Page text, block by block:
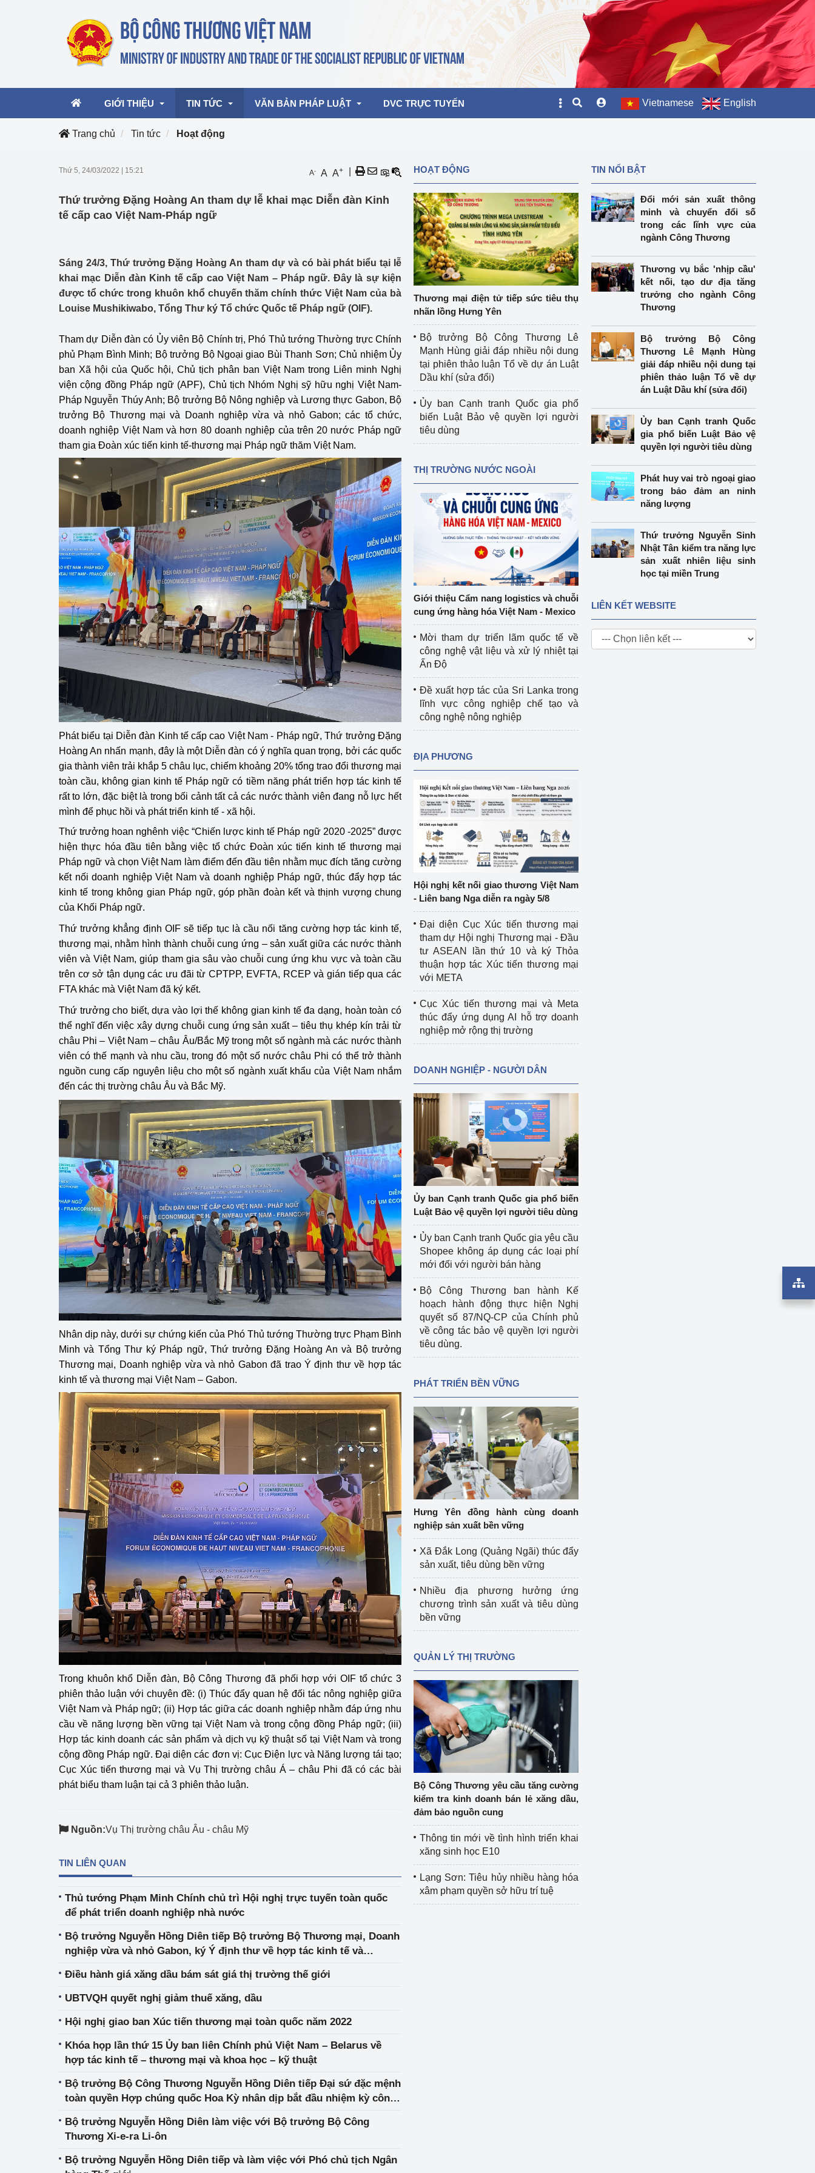
GIỚI THIỆU
Cơ cấu tổ chức
TIN TỨC
Hoạt động của Lãnh đạo Bộ
mại, Dịch vụ Việt Nam 2026
Công Thương - Công luận
Họp báo
Thông cáo báo chí
Chuyển đổi số
Bản tin Thị trường Nông Lâm Thủy sản
Phát triển nguồn nhân lực
Phát triển bền vững
Tổ chức kiểm định
Tổ chức kiểm định kỹ thuật an toàn lao
động thuộc thẩm quyền quản lý của
Bộ Công Thương
Tổ chức được cấp GCN đăng ký, hoạt
động kiểm định thiết bị, dụng cụ điện
làm việc ở môi trường không có nguy
hiểm khí, bụi nổ
Cơ sở sản xuất, sửa chữa chai chứa
LPG
Tổ chức huấn luyện, bồi dưỡng
nghiệp vụ kiểm định kỹ thuật an toàn
lao động
Văn hóa ngành Công Thương
Tái cơ cấu ngành Công Thương
Quản lý thị trường
Sử dụng năng lượng tiết kiệm và
hiệu quả
Hiệu quả năng lượng
Khoa học, công nghệ và đổi mới sáng
tạo
Thông báo
Bảo vệ môi trường Video bảo vệ môi trường
Album ảnh bảo vệ môi trường
Văn bản về môi trường
Đọc báo giúp bạn
Bảo vệ nền tảng tư tưởng của Đảng
Doanh nghiệp - Người dân
Xúc tiến thương mại Khu vực miền Bắc
Khu vực miền Trung
Khu vực miền Nam
Thị trường nước ngoàiHiệp định EVFTA
Thị trường châu Á – châu Phi
Thị trường châu Âu – châu Mỹ
Thị trường trong nước
Ngành Công Thương đưa nghị quyết
Đại hội XIV của Đảng vào cuộc sống
Phát triển công nghiệp Công nghiệp nền tảng
Chính sách
Sản xuất công nghiệp
Phát triển năng lượng
VĂN BẢN PHÁP LUẬT DVC TRỰC TUYẾN Vietnamese English
Trang chủ Tin tức Hoạt động
Thứ 5, 24/03/2022 15:21 A- A A+
Thứ trưởng Đặng Hoàng An tham dự lễ khai mạc Diễn đàn Kinh
tế cấp cao Việt Nam-Pháp ngữ
Sáng 24/3, Thứ trưởng Đặng Hoàng An tham dự và có bài phát biểu tại lễ
khai mạc Diễn đàn Kinh tế cấp cao Việt Nam – Pháp ngữ. Đây là sự kiện
được tổ chức trong khuôn khổ chuyến thăm chính thức Việt Nam của bà
Louise Mushikiwabo, Tổng Thư ký Tổ chức Quốc tế Pháp ngữ (OIF).
Tham dự Diễn đàn có Ủy viên Bộ Chính trị, Phó Thủ tướng Thường trực Chính
phủ Phạm Bình Minh; Bộ trưởng Bộ Ngoại giao Bùi Thanh Sơn; Chủ nhiệm Ủy
ban Xã hội của Quốc hội, Chủ tịch phân ban Việt Nam trong Liên minh Nghị
viện cộng đồng Pháp ngữ (APF), Chủ tịch Nhóm Nghị sỹ hữu nghị Việt Nam-
Pháp Nguyễn Thúy Anh; Bộ trưởng Bộ Nông nghiệp và Lương thực Gabon, Bộ
trưởng Bộ Thương mại và Doanh nghiệp vừa và nhỏ Gabon; các tổ chức,
doanh nghiệp Việt Nam và hơn 80 doanh nghiệp của trên 20 nước Pháp ngữ
tham gia Đoàn xúc tiến kinh tế-thương mại Pháp ngữ thăm Việt Nam.
Phát biểu tại Diễn đàn Kinh tế cấp cao Việt Nam - Pháp ngữ, Thứ trưởng Đặng
Hoàng An nhấn mạnh, đây là một Diễn đàn có ý nghĩa quan trọng, bởi các quốc
gia thành viên trải khắp 5 châu lục, chiếm khoảng 20% tổng trao đổi thương mại
toàn cầu, không gian kinh tế Pháp ngữ có tiềm năng phát triển hợp tác kinh tế
rất to lớn, đặc biệt là trong bối cảnh tất cả các nước thành viên đang nỗ lực hết
mình để phục hồi và phát triển kinh tế - xã hội.
Thứ trưởng hoan nghênh việc “Chiến lược kinh tế Pháp ngữ 2020 -2025” được
hiện thực hóa đầu tiên bằng việc tổ chức Đoàn xúc tiến kinh tế thương mại
Pháp ngữ và chọn Việt Nam làm điểm đến đầu tiên nhằm mục đích tăng cường
kết nối doanh nghiệp Việt Nam và doanh nghiệp Pháp ngữ, thúc đẩy hợp tác
kinh tế trong không gian Pháp ngữ, góp phần đoàn kết và thịnh vượng chung
của Khối Pháp ngữ.
Thứ trưởng khẳng định OIF sẽ tiếp tục là cầu nối tăng cường hợp tác kinh tế,
thương mại, nhằm hình thành chuỗi cung ứng – sản xuất giữa các nước thành
viên và Việt Nam, giúp tham gia sâu vào chuỗi cung ứng khu vực và toàn cầu
trên cơ sở tận dụng các ưu đãi từ CPTPP, EVFTA, RCEP và gián tiếp qua các
FTA khác mà Việt Nam đã ký kết.
Thứ trưởng cho biết, dựa vào lợi thế không gian kinh tế đa dạng, hoàn toàn có
thể nghĩ đến việc xây dựng chuỗi cung ứng sản xuất – tiêu thụ khép kín trải từ
châu Phi – Việt Nam – châu Âu/Bắc Mỹ trong một số ngành mà các nước thành
viên có thế mạnh và nhu cầu, trong đó một số nước châu Phi có thể trở thành
nguồn cung cấp nguyên liệu cho một số ngành xuất khẩu của Việt Nam nhắm
đến các thị trường châu Âu và Bắc Mỹ.
Nhân dịp này, dưới sự chứng kiến của Phó Thủ tướng Thường trực Phạm Bình
Minh và Tổng Thư ký Pháp ngữ, Thứ trưởng Đặng Hoàng An và Bộ trưởng
Thương mại, Doanh nghiệp vừa và nhỏ Gabon đã trao Ý định thư về hợp tác
kinh tế và thương mại Việt Nam – Gabon.
Trong khuôn khổ Diễn đàn, Bộ Công Thương đã phối hợp với OIF tổ chức 3
phiên thảo luận với chuyên đề: (i) Thúc đẩy quan hệ đối tác nông nghiệp giữa
Việt Nam và Pháp ngữ; (ii) Hợp tác giữa các doanh nghiệp nhằm đáp ứng nhu
cầu về năng lượng bền vững tại Việt Nam và trong cộng đồng Pháp ngữ; (iii)
Hợp tác kinh doanh các sản phẩm và dịch vụ kỹ thuật số tại Việt Nam và trong
cộng đồng Pháp ngữ. Đại diện các đơn vị: Cục Điện lực và Năng lượng tái tạo;
Cục Xúc tiến thương mại và Vụ Thị trường châu Á – châu Phi đã có các bài
phát biểu tham luận tại cả 3 phiên thảo luận.
Nguồn:Vụ Thị trường châu Âu - châu Mỹ
TIN LIÊN QUAN
Thủ tướng Phạm Minh Chính chủ trì Hội nghị trực tuyến toàn quốc
để phát triển doanh nghiệp nhà nước
Bộ trưởng Nguyễn Hồng Diên tiếp Bộ trưởng Bộ Thương mại, Doanh
nghiệp vừa và nhỏ Gabon, ký Ý định thư về hợp tác kinh tế và
Điều hành giá xăng dầu bám sát giá thị trường thế giới
UBTVQH quyết nghị giảm thuế xăng, dầu
Hội nghị giao ban Xúc tiến thương mại toàn quốc năm 2022
Khóa họp lần thứ 15 Ủy ban liên Chính phủ Việt Nam – Belarus về
hợp tác kinh tế – thương mại và khoa học – kỹ thuật
Bộ trưởng Bộ Công Thương Nguyễn Hồng Diên tiếp Đại sứ đặc mệnh
toàn quyền Hợp chúng quốc Hoa Kỳ nhân dịp bắt đầu nhiệm kỳ công
Bộ trưởng Nguyễn Hồng Diên làm việc với Bộ trưởng Bộ Công
Thương Xi-e-ra Li-ôn
Bộ trưởng Nguyễn Hồng Diên tiếp và làm việc với Phó chủ tịch Ngân
HOẠT ĐỘNG
Thương mại điện tử tiếp sức tiêu thụ
nhãn lồng Hưng Yên
Bộ trưởng Bộ Công Thương Lê
Mạnh Hùng giải đáp nhiều nội dung
tại phiên thảo luận Tổ về dự án Luật
Dầu khí (sửa đổi)
Ủy ban Cạnh tranh Quốc gia phổ
biến Luật Bảo vệ quyền lợi người
tiêu dùng
THỊ TRƯỜNG NƯỚC NGOÀI
Giới thiệu Cẩm nang logistics và chuỗi
cung ứng hàng hóa Việt Nam - Mexico
Mời tham dự triển lãm quốc tế về
công nghệ vật liệu và xử lý nhiệt tại
Ấn Độ
Đề xuất hợp tác của Sri Lanka trong
lĩnh vực công nghiệp chế tạo và
công nghệ nông nghiệp
ĐỊA PHƯƠNG
Hội nghị kết nối giao thương Việt Nam
- Liên bang Nga diễn ra ngày 5/8
Đại diện Cục Xúc tiến thương mại
tham dự Hội nghị Thương mại - Đầu
tư ASEAN lần thứ 10 và ký Thỏa
thuận hợp tác Xúc tiến thương mại
với META
Cục Xúc tiến thương mại và Meta
thúc đẩy ứng dụng AI hỗ trợ doanh
nghiệp mở rộng thị trường
DOANH NGHIỆP - NGƯỜI DÂN
Ủy ban Cạnh tranh Quốc gia phổ biến
Luật Bảo vệ quyền lợi người tiêu dùng
Ủy ban Cạnh tranh Quốc gia yêu cầu
Shopee không áp dụng các loại phí
mới đối với người bán hàng
Bộ Công Thương ban hành Kế
hoạch hành động thực hiện Nghị
quyết số 87/NQ-CP của Chính phủ
về công tác bảo vệ quyền lợi người
tiêu dùng.
PHÁT TRIỂN BỀN VỮNG
Hưng Yên đồng hành cùng doanh
nghiệp sản xuất bền vững
Xã Đắk Long (Quảng Ngãi) thúc đẩy
sản xuất, tiêu dùng bền vững
Nhiều địa phương hưởng ứng
chương trình sản xuất và tiêu dùng
bền vững
QUẢN LÝ THỊ TRƯỜNG
Bộ Công Thương yêu cầu tăng cường
kiểm tra kinh doanh bán lẻ xăng dầu,
đảm bảo nguồn cung
Thông tin mới về tình hình triển khai
xăng sinh học E10
Lạng Sơn: Tiêu hủy nhiều hàng hóa
xâm phạm quyền sở hữu trí tuệ
TIN NỔI BẬT
Đổi mới sản xuất thông
minh và chuyển đổi số
trong các lĩnh vực của
ngành Công Thương
Thương vụ bắc 'nhịp cầu'
kết nối, tạo dư địa tăng
trưởng cho ngành Công
Thương
Bộ trưởng Bộ Công
Thương Lê Mạnh Hùng
giải đáp nhiều nội dung tại
phiên thảo luận Tổ về dự
án Luật Dầu khí (sửa đổi)
Ủy ban Cạnh tranh Quốc
gia phổ biến Luật Bảo vệ
quyền lợi người tiêu dùng
Phát huy vai trò ngoại giao
trong bảo đảm an ninh
năng lượng
Thứ trưởng Nguyễn Sinh
Nhật Tân kiểm tra năng lực
sản xuất nhiên liệu sinh
học tại miền Trung
LIÊN KẾT WEBSITE